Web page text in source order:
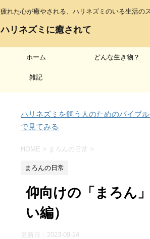
疲れた心が癒やされる、ハリネズミのいる生活の
ハリネズミに癒されて
ホーム どんな生き物？
雑記
ハリネズミを飼う人のためのバイブ
で見てみる
HOME > まろんの日常 >
まろんの日常
仰向けの「まろん
い編）
更新日： 2023-09-24